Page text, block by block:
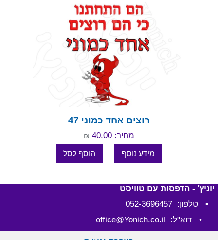
רוצים אחד כמוני 47
מחיר: 40.00 ₪
יוניץ' - הדפסות עם טוויסט
•טלפון: 052-3696457
• דוא"ל: office @Yonich.co.il